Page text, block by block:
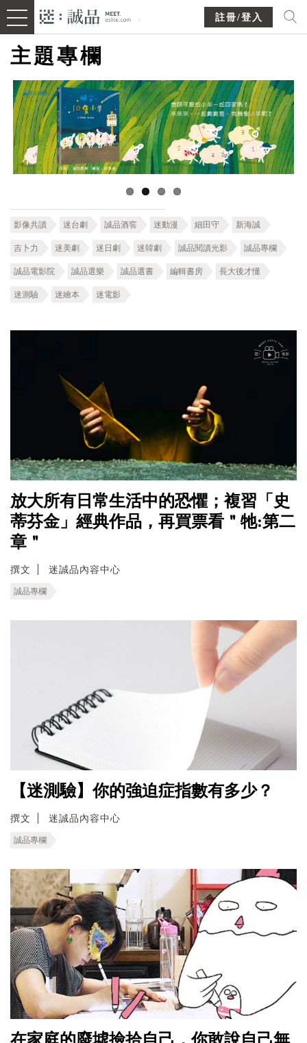
註冊/登入
主題專欄
影像共讀 迷台劇 誠品酒窖 迷動漫 細田守 新海誠
吉卜力 迷美劇 迷日劇 迷韓劇 誠品閱讀光影 誠品專欄
誠品電影院 誠品選樂 誠品選書 編輯書房 長大後才懂
迷測驗 迷繪本 迷電影
放大所有日常生活中的恐懼；複習「史
蒂芬金」經典作品，再買票看＂牠:第二
章＂
撰文 迷誠品內容中心
誠品專欄
【迷測驗】你的強迫症指數有多少？
撰文 迷誠品內容中心
誠品專欄
在家庭的廢墟撿拾自己，你敢說自己無